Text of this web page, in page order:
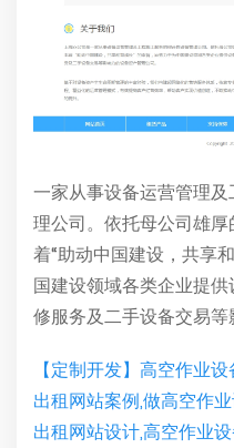
一家从事设备运营管理
理公司。依托母公司雄
着“助动中国建设，共享
国建设领域各类企业提
修服务及二手设备交易等
【定制开发】高空作业
出租网站案例,做高空作
出租网站设计,高空作业